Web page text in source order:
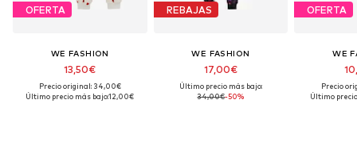
OFERTA
WE FASHION
13,50€
Precio original: 34,00€
Último precio más bajo:12,00€
REBAJAS
WE FASHION
17,00€
Último precio más bajo:
34,00€-50%
OFERTA
WE
Precio
Último